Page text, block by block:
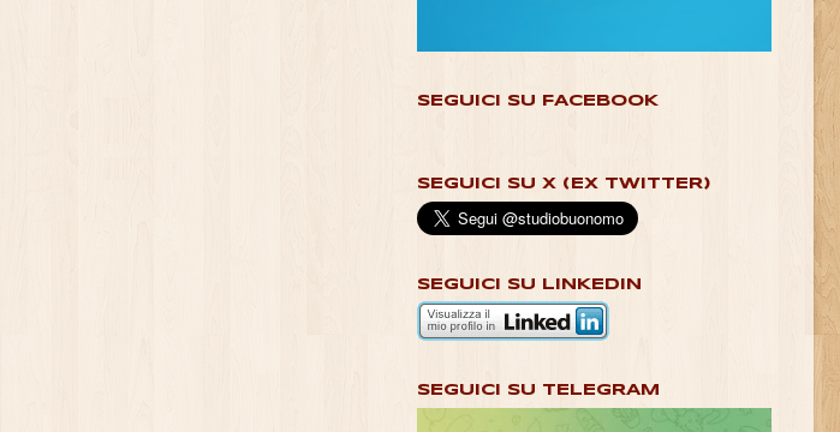
SEGUICI SU FACEBOOK
SEGUICI SU X (EX TWITTER)
SEGUICI SU LINKEDIN
SEGUICI SU TELEGRAM